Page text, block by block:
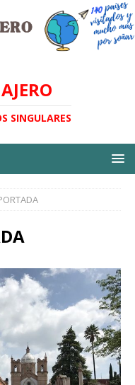
SINGULARES